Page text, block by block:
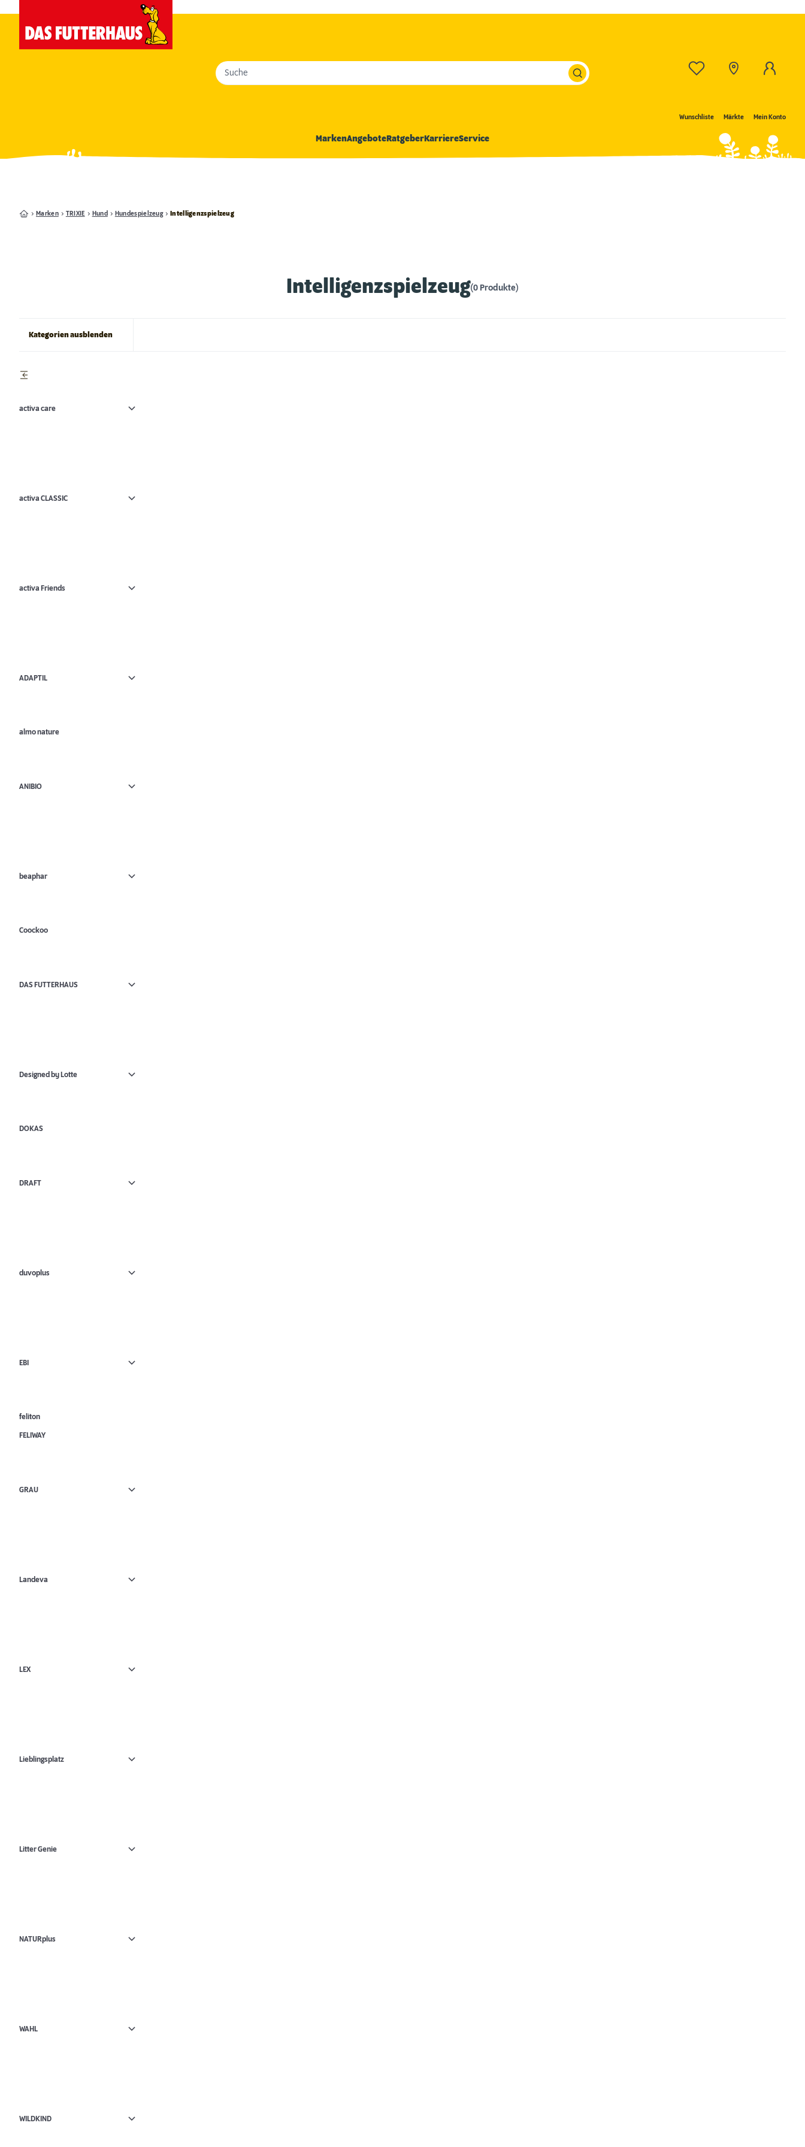
Wunschliste Märkte Mein Konto
Suche
MarkenAngeboteRatgeberKarriereService
Marken TRIXIE Hund Hundespielzeug Intelligenzspielzeug
Intelligenzspielzeug(0 Produkte)
Kategorien ausblenden
activa care
activa CLASSIC
activa Friends
ADAPTIL
almo nature
ANIBIO
beaphar
Coockoo
DAS FUTTERHAUS
Designed by Lotte
DOKAS
DRAFT
duvoplus
EBI
feliton
FELIWAY
GRAU
Landeva
LEX
Lieblingsplatz
Litter Genie
NATURplus
WAHL
WILDKIND